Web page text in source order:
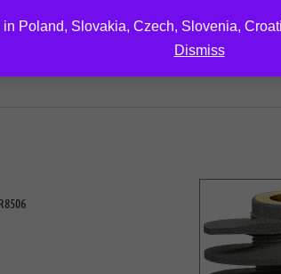
Poland, Slovakia, Czech, Slovenia,
Dismiss
DOWNLOAD